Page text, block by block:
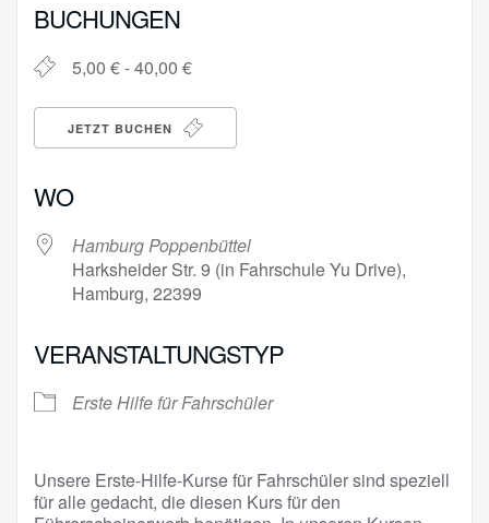
BUCHUNGEN
5,00 € - 40,00 €
JETZT BUCHEN
WO
Hamburg Poppenbüttel
Harksheider Str. 9 (in Fahrschule Yu Drive),
Hamburg, 22399
VERANSTALTUNGSTYP
Erste Hilfe für Fahrschüler
Unsere Erste-Hilfe-Kurse für Fahrschüler sind speziell
für alle gedacht, die diesen Kurs für den